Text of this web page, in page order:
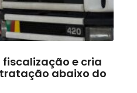
fiscalização e cria
abaixo do